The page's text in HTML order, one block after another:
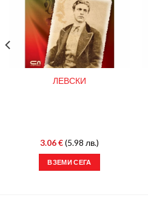
ЛЕВСКИ
3.06€(5.98 лв.)
ВЗЕМИ СЕГА